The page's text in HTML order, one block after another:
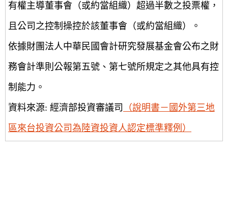
有權主導董事會（或約當組織）超過半數之投票權，
且公司之控制操控於該董事會（或約當組織）。
依據財團法人中華民國會計研究發展基金會公布之財
務會計準則公報第五號、第七號所規定之其他具有控
制能力。
資料來源: 經濟部投資審議司
（說明書－國外第三地
區來台投資公司為陸資投資人認定標準釋例）